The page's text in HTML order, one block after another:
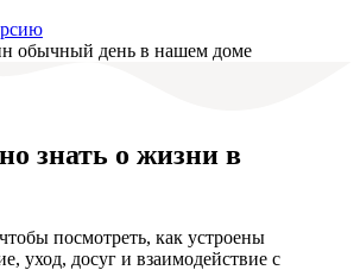
знать о жизни в
посмотреть, как устроены
уход, досуг и взаимодействие с